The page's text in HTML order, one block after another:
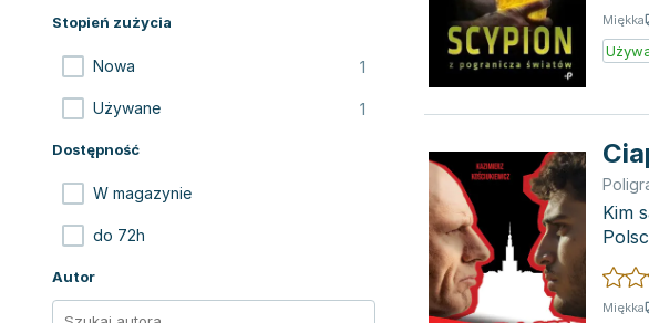
Stopień zużycia
Nowa 1
Używane 1
Dostępność
W magazynie
do 72h
Autor
Miękka
Kim
Miękka